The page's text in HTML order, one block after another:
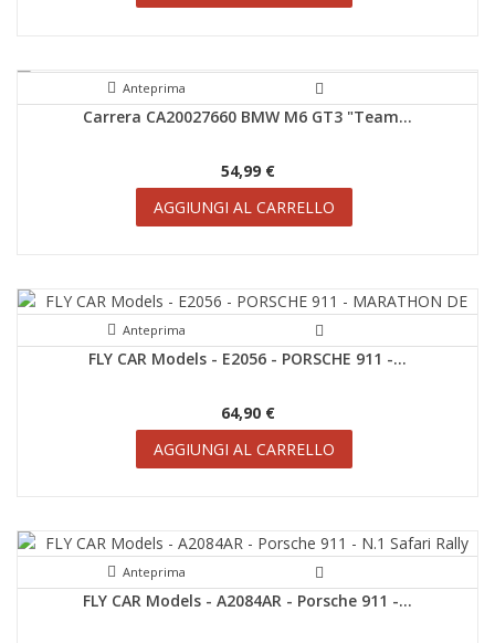
Anteprima
Carrera CA20027660 BMW M6 GT3 "Team...
54,99 €
AGGIUNGI AL CARRELLO
Anteprima
FLY CAR Models - E2056 - PORSCHE 911 -...
64,90 €
AGGIUNGI AL CARRELLO
Anteprima
FLY CAR Models - A2084AR - Porsche 911 -...